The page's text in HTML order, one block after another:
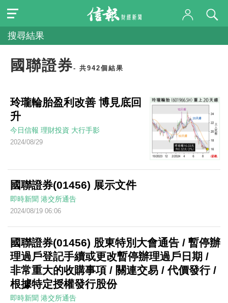
搜尋結果
國聯證券- 共942個結果
玲瓏輪胎盈利改善 博見底回
升
今日信報 理財投資 大行手影
2024/08/29
國聯證券(01456) 展示文件
即時新聞 港交所通告
2024/08/19 06:06
國聯證券(01456) 股東特別大會通告 / 暫停辦
理過戶登記手續或更改暫停辦理過戶日期 /
非常重大的收購事項 / 關連交易 / 代價發行 /
根據特定授權發行股份
即時新聞 港交所通告